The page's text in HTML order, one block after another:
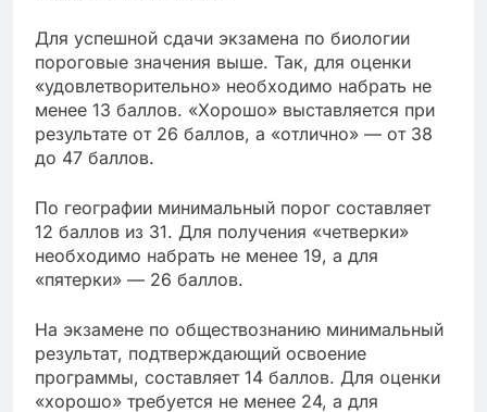
Для успешной сдачи экзамена по биологии
пороговые значения выше. Так, для оценки
«удовлетворительно» необходимо набрать не
менее 13 баллов. «Хорошо» выставляется при
результате от 26 баллов, а «отлично» — от 38
до 47 баллов.
По географии минимальный порог составляет
12 баллов из 31. Для получения «четверки»
необходимо набрать не менее 19, а для
«пятерки» — 26 баллов.
На экзамене по обществознанию минимальный
результат, подтверждающий освоение
программы, составляет 14 баллов. Для оценки
«хорошо» требуется не менее 24, а для